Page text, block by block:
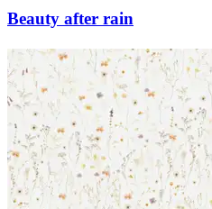
Beauty after rain